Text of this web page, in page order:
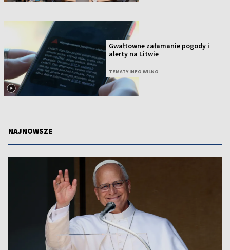
Gwałtowne załamanie pogody i
alerty na Litwie
TEMATY INFO WILNO
NAJNOWSZE